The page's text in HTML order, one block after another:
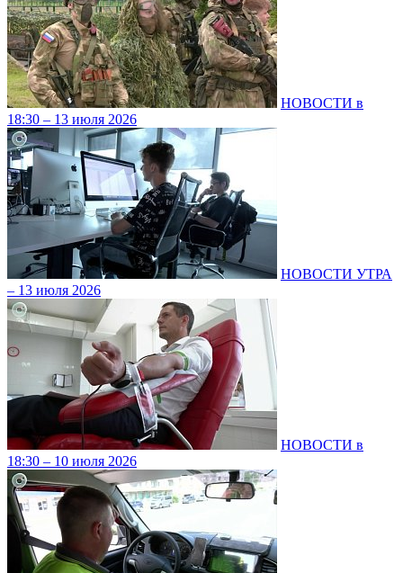
НОВОСТИ в
18:30 – 13 июля 2026
НОВОСТИ УТРА
– 13 июля 2026
НОВОСТИ в
18:30 – 10 июля 2026